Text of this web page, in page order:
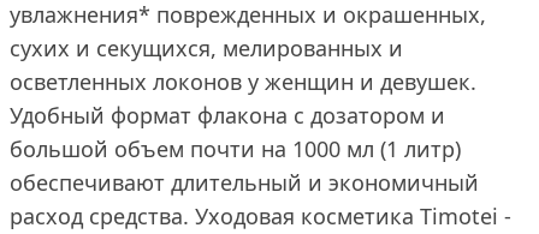
увлажнения* поврежденных и окрашенных,
сухих и секущихся, мелированных и
осветленных локонов у женщин и девушек.
Удобный формат флакона с дозатором и
большой объем почти на 1000 мл (1 литр)
обеспечивают длительный и экономичный
расход средства. Уходовая косметика Timotei -